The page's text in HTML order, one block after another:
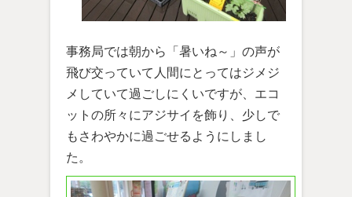
事務局では朝から「暑いね～」の声が
飛び交っていて人間にとってはジメジ
メしていて過ごしにくいですが、エコ
ットの所々にアジサイを飾り、少しで
もさわやかに過ごせるようにしまし
た。